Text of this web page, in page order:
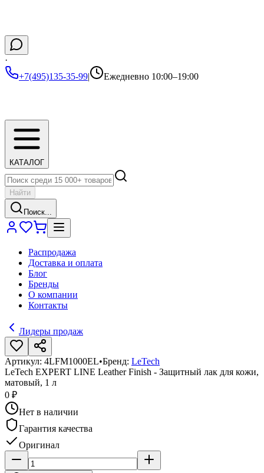
·
+7(495)135-35-99| Ежедневно 10:00–19:00
КАТАЛОГ
Найти
Поиск...
Распродажа
Доставка и оплата
Блог
Бренды
О компании
Контакты
Лидеры продаж
Артикул: 4LFM1000EL•Бренд: LeTech
LeTech EXPERT LINE Leather Finish - Защитный лак для кожи,
матовый, 1 л
0 ₽
Нет в наличии
Гарантия качества
Оригинал